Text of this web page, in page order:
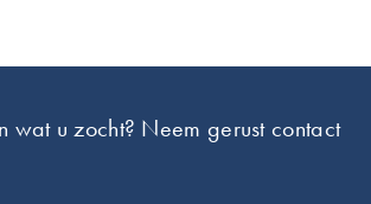
wat u zocht? Neem gerust contact